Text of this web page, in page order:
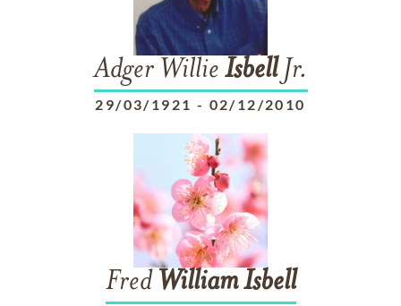
Adger Willie IsbellJr.
29/03/1921 - 02/12/2010
Fred William Isbell